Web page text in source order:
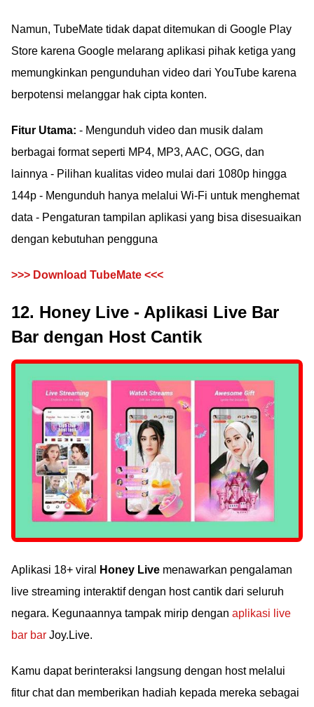
Namun, TubeMate tidak dapat ditemukan di Google Play
Store karena Google melarang aplikasi pihak ketiga yang
memungkinkan pengunduhan video dari YouTube karena
berpotensi melanggar hak cipta konten.
Fitur Utama: - Mengunduh video dan musik dalam
berbagai format seperti MP4, MP3, AAC, OGG, dan
lainnya - Pilihan kualitas video mulai dari 1080p hingga
144p - Mengunduh hanya melalui Wi-Fi untuk menghemat
data - Pengaturan tampilan aplikasi yang bisa disesuaikan
dengan kebutuhan pengguna
>>> Download TubeMate <<<
12. Honey Live - Aplikasi Live Bar
Bar dengan Host Cantik
Aplikasi 18+ viral Honey Live menawarkan pengalaman
live streaming interaktif dengan host cantik dari seluruh
negara. Kegunaannya tampak mirip dengan aplikasi live
bar bar Joy.Live.
Kamu dapat berinteraksi langsung dengan host melalui
fitur chat dan memberikan hadiah kepada mereka sebagai